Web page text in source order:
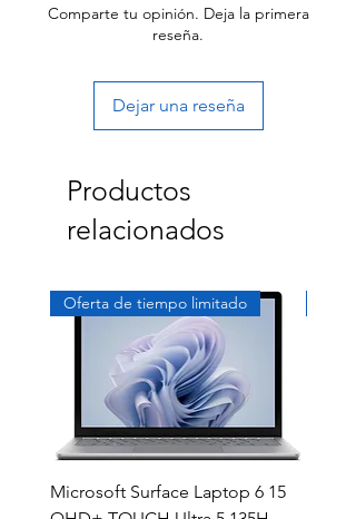
Comparte tu opinión. Deja la primera
reseña.
Dejar una reseña
Productos
relacionados
Oferta de tiempo limitado
Microsoft Surface Laptop 6 15